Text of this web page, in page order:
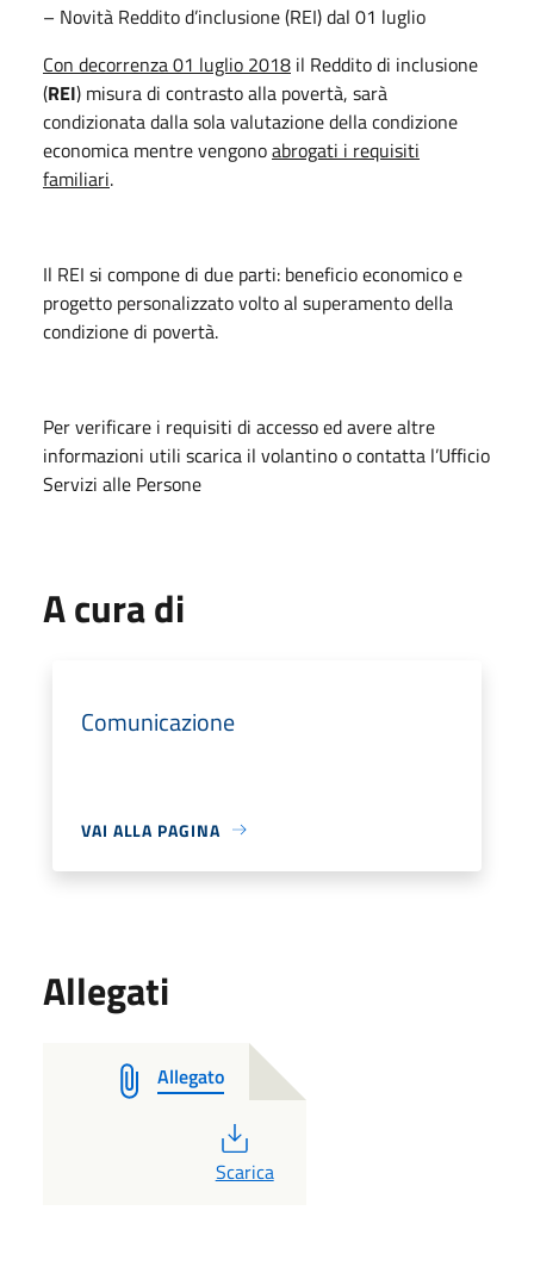
– Novità Reddito d’inclusione (REI) dal 01 luglio
Con decorrenza 01 luglio 2018 il Reddito di inclusione
(REI) misura di contrasto alla povertà, sarà
condizionata dalla sola valutazione della condizione
economica mentre vengonoabrogati i requisiti
familiari.
Il REI si compone di due parti: beneficio economico e
progetto personalizzato volto al superamento della
condizione di povertà.
Per verificare i requisiti di accesso ed avere altre
informazioni utili scarica il volantino o contatta l’Ufficio
Servizi alle Persone
A cura di
Comunicazione
VAI ALLA PAGINA
Allegati
Allegato
PDF
Scarica